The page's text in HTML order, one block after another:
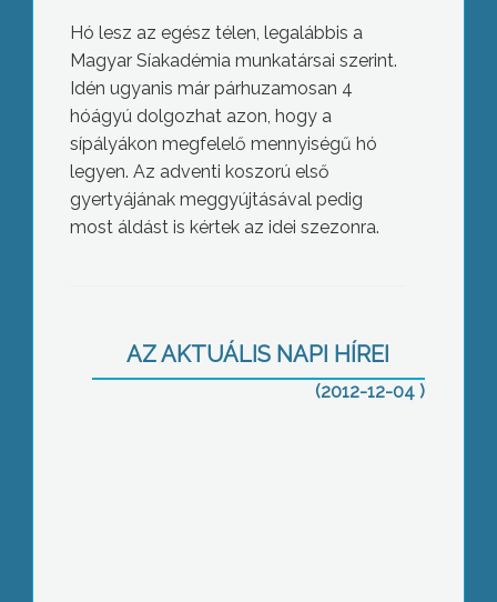
Hó lesz az egész télen, legalábbis a
Magyar Síakadémia munkatársai szerint.
Idén ugyanis már párhuzamosan 4
hóágyú dolgozhat azon, hogy a
sípályákon megfelelő mennyiségű hó
legyen. Az adventi koszorú első
gyertyájának meggyújtásával pedig
most áldást is kértek az idei szezonra.
AZ AKTUÁLIS NAPI HÍREI
(2012-12-04 )